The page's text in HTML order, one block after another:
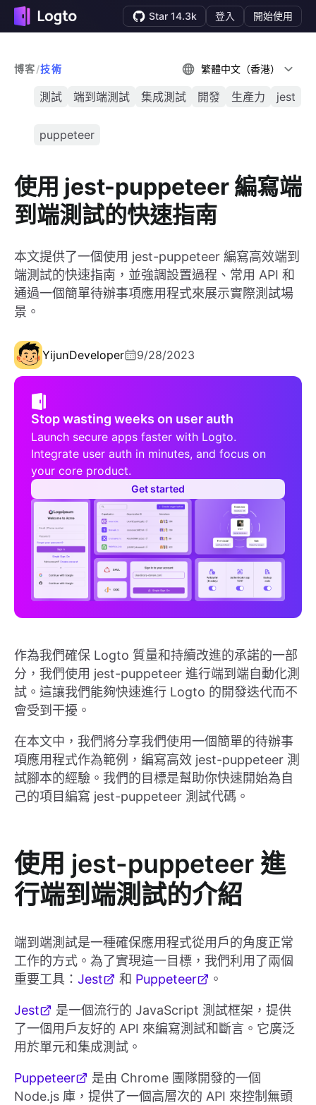
Star 14.3k 登入 開始使用
博客/技術 繁體中文（香港）
測試 端到端測試 集成測試 開發 生產力 jest
puppeteer
使用 jest-puppeteer 編寫端
到端測試的快速指南
本文提供了一個使用 jest-puppeteer 編寫高效端到
端測試的快速指南，並強調設置過程、常用 API 和
通過一個簡單待辦事項應用程式來展示實際測試場
景。
YijunDeveloper 9/28/2023
Stop wasting weeks on user auth
Launch secure apps faster with Logto.
Integrate user auth in minutes, and focus on
your core product.
Get started
作為我們確保 Logto 質量和持續改進的承諾的一部
分，我們使用 jest-puppeteer 進行端到端自動化測
試。這讓我們能夠快速進行 Logto 的開發迭代而不
會受到干擾。
在本文中，我們將分享我們使用一個簡單的待辦事
項應用程式作為範例，編寫高效 jest-puppeteer 測
試腳本的經驗。我們的目標是幫助你快速開始為自
己的項目編寫 jest-puppeteer 測試代碼。
使用 jest-puppeteer 進
行端到端測試的介紹
端到端測試是一種確保應用程式從用戶的角度正常
工作的方式。為了實現這一目標，我們利用了兩個
重要工具： Jest 和 Puppeteer 。
Jest
是一個流行的 JavaScript 測試框架，提供
了一個用戶友好的 API 來編寫測試和斷言。它廣泛
用於單元和集成測試。
Puppeteer
是由 Chrome 團隊開發的一個
Node.js 庫，提供了一個高層次的 API 來控制無頭